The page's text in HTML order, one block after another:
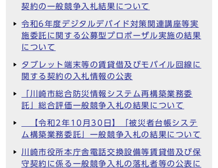
契約の一般競争入札結果について
令和6年度デジタルデバイド対策関連講座等実
施委託に関する公募型プロポーザル実施の結果
について
タブレット端末等の賃貸借及びモバイル回線に
関する契約の入札情報の公表
「川崎市総合防災情報システム再構築業務委
託」総合評価一般競争入札の結果について
【令和2年10月30日】「被災者台帳システ
ム構築業務委託」一般競争入札の結果について
川崎市役所本庁舎電話交換設備等賃貸借及び保
守契約に係る一般競争入札の落札者等の公表に